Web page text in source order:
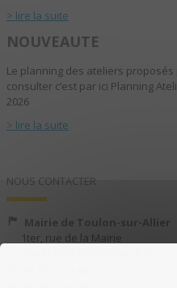
> lire la suite
NOUVEAUTE
Le planning des ateliers proposés
consulter c’est par ici Planning
2026
> lire la suite
NOUS CONTACTER
Mairie de Toulon-sur-Allier
1ter, rue de la Mairie